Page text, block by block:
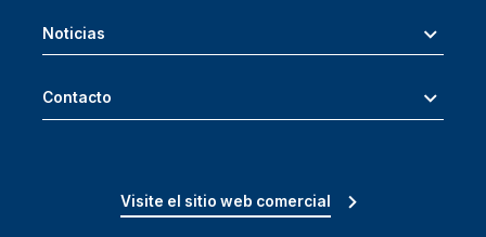
Noticias
Contacto
Visite el sitio web comercial